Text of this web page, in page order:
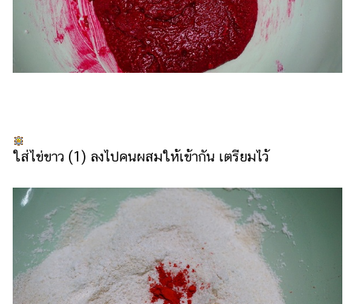
ใส่ไข่ขาว (1) ลงไปคนผสมให้เข้ากัน เตรียมไว้